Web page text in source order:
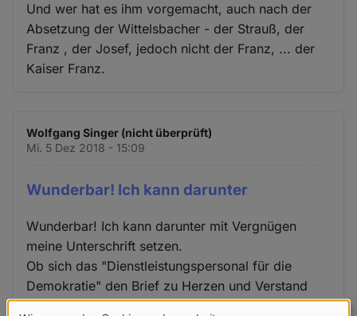
Und wer hat es ihm vorgemacht, auch nach der
Absetzung der Wittelsbacher - der Strauß, der
Franz , der Josef, jedoch nicht der Franz, ... der
Kaiser Franz.
Wolfgang Singer (nicht überprüft)
Mi. 5 Dez 2018 - 15:09
Wunderbar! Ich kann darunter
Wunderbar! Ich kann darunter mit Vergnügen
meine Unterschrift setzen.
Ob sich das "Dienstleistungspersonal für die
Demokratie" den Brief zu Herzen und Verstand
nimmt?